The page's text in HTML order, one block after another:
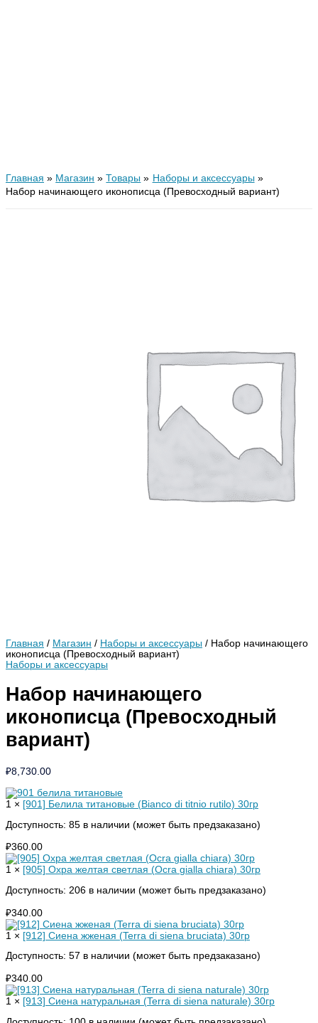
Главная Магазин Товары
Наборы и аксессуары
Набор начинающего иконописца (Превосходный вариант)
Главная / Магазин / Наборы и аксессуары / Набор начинающего
иконописца (Превосходный вариант)
Наборы и аксессуары
Набор начинающего
иконописца (Превосходный
вариант)
₽8,730.00
1 × [901] Белила титановые (Bianco di titnio rutilo) 30гр
Доступность: 85 в наличии (может быть предзаказано)
₽360.00
1 × [905] Охра желтая светлая (Ocra gialla chiara) 30гр
Доступность: 206 в наличии (может быть предзаказано)
₽340.00
1 × [912] Сиена жженая (Terra di siena bruciata) 30гр
Доступность: 57 в наличии (может быть предзаказано)
₽340.00
1 × [913] Сиена натуральная (Terra di siena naturale) 30гр